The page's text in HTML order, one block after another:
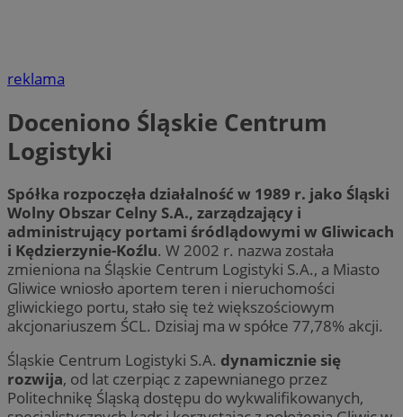
reklama
Doceniono Śląskie Centrum
Logistyki
Spółka rozpoczęła działalność w 1989 r. jako Śląski
Wolny Obszar Celny S.A., zarządzający i
administrujący portami śródlądowymi w Gliwicach
i Kędzierzynie-Koźlu. W 2002 r. nazwa została
zmieniona na Śląskie Centrum Logistyki S.A., a Miasto
Gliwice wniosło aportem teren i nieruchomości
gliwickiego portu, stało się też większościowym
akcjonariuszem ŚCL. Dzisiaj ma w spółce 77,78% akcji.
Śląskie Centrum Logistyki S.A. dynamicznie się
rozwija, od lat czerpiąc z zapewnianego przez
Politechnikę Śląską dostępu do wykwalifikowanych,